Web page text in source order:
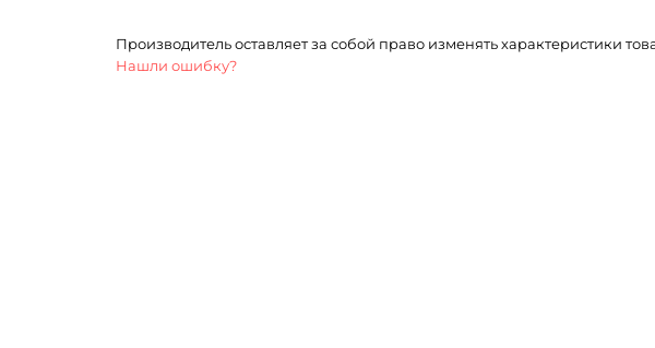
Производитель оставляет за собой право изменять характеристики
Нашли ошибку?